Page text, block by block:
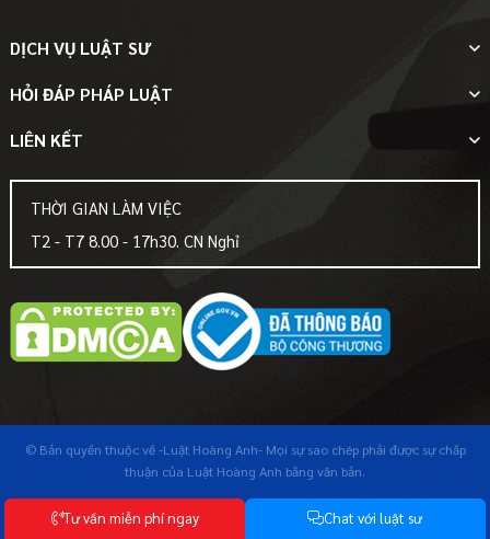
DỊCH VỤ LUẬT SƯ
HỎI ĐÁP PHÁP LUẬT
LIÊN KẾT
THỜI GIAN LÀM VIỆC
T2 - T7 8.00 - 17h30. CN Nghỉ
© Bản quyền thuộc về-Luật Hoàng Anh-Mọi sự sao chép phải được sự chấp
thuận của Luật Hoàng Anh bằng văn bản.
Tưvấn miễn phíngay Chat với luật sư